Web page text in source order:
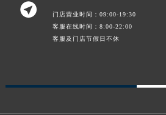

门店营业时间：09:00-19:30
客服在线时间：8:00-22:00
客服及门店节假日不休